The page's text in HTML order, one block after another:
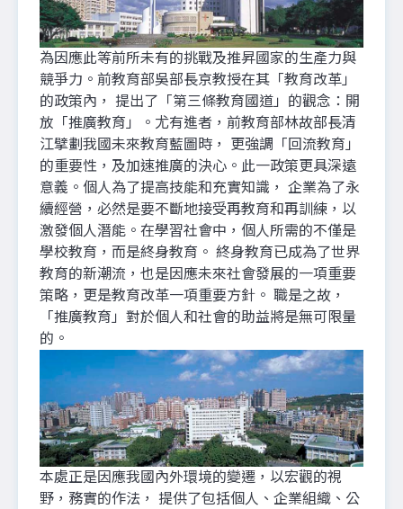
為因應此等前所未有的挑戰及推昇國家的生產力與
競爭力。前教育部吳部長京教授在其「教育改革」
的政策內， 提出了「第三條教育國道」的觀念：開
放「推廣教育」。尤有進者，前教育部林故部長清
江擘劃我國未來教育藍圖時， 更強調「回流教育」
的重要性，及加速推廣的決心。此一政策更具深遠
意義。個人為了提高技能和充實知識， 企業為了永
續經營，必然是要不斷地接受再教育和再訓練，以
激發個人潛能。在學習社會中，個人所需的不僅是
學校教育，而是終身教育。 終身教育已成為了世界
教育的新潮流，也是因應未來社會發展的一項重要
策略，更是教育改革一項重要方針。 職是之故，
「推廣教育」對於個人和社會的助益將是無可限量
的。
本處正是因應我國內外環境的變遷，以宏觀的視
野，務實的作法， 提供了包括個人、企業組織、公